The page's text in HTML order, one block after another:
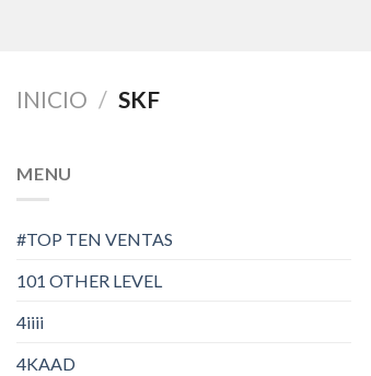
INICIO / SKF
MENU
#TOP TEN VENTAS
101 OTHER LEVEL
4iiii
4KAAD